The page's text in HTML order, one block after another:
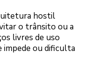
hostil
o trânsito ou a
livres de uso
impede ou dificulta